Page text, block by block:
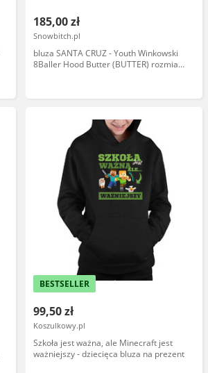
185,00 zł
Snowbitch.pl
bluza SANTA CRUZ - Youth Winkowski
8Baller Hood Butter (BUTTER) rozmiar:
BESTSELLER
99,50 zł
Koszulkowy.pl
Szkoła jest ważna, ale Minecraft jest
ważniejszy - dziecięca bluza na prezent